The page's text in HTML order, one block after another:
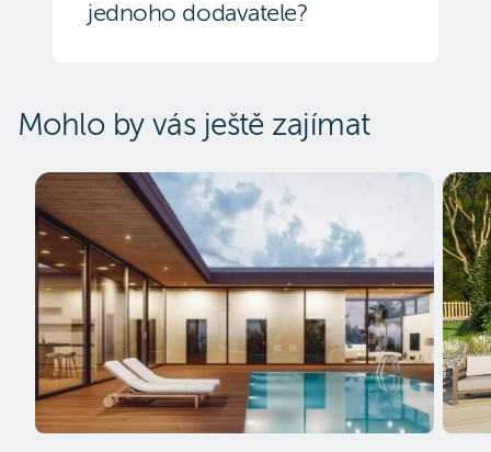
jednoho dodavatele?
Mohlo by vás ještě zajímat